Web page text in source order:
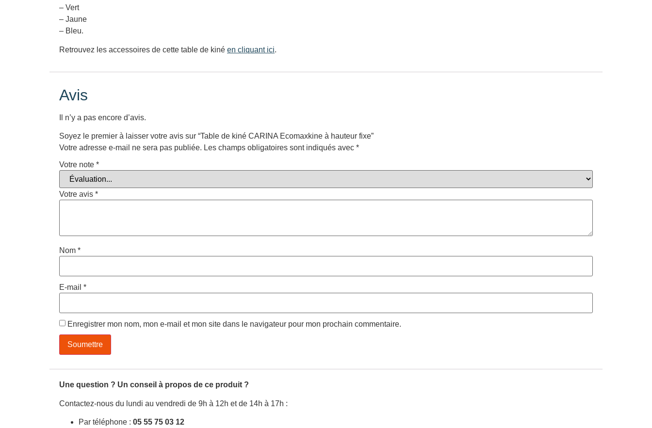
– Vert
– Jaune
– Bleu.
Retrouvez les accessoires de cette table de kiné en cliquant ici.
Avis
Il n’y a pas encore d’avis.
Soyez le premier à laisser votre avis sur “Table de kiné CARINA Ecomaxkine à hauteur fixe”
Votre adresse e-mail ne sera pas publiée. Les champs obligatoires sont indiqués avec *
Votre note *
Votre avis *
Nom *
E-mail *
Enregistrer mon nom, mon e-mail et mon site dans le navigateur pour mon prochain commentaire.
Une question ? Un conseil à propos de ce produit ?
Contactez-nous du lundi au vendredi de 9h à 12h et de 14h à 17h :
Par téléphone : 05 55 75 03 12